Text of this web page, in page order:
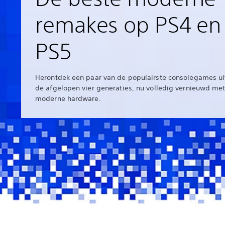
remakes op PS4 en
PS5
Herontdek een paar van de populairste consolegames
de afgelopen vier generaties, nu volledig vernieuwd met
moderne hardware.